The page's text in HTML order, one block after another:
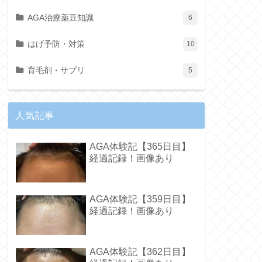
AGA治療薬豆知識 6
はげ予防・対策 10
育毛剤・サプリ 5
人気記事
AGA体験記【365日目】
経過記録！画像あり
AGA体験記【359日目】
経過記録！画像あり
AGA体験記【362日目】